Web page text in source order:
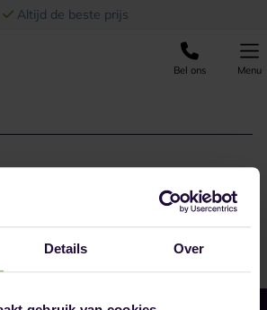
Details Over
Altijd de beste prijs
Bel ons Menu